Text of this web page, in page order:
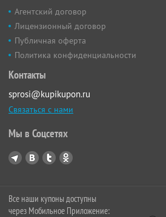
Агентский договор
Лицензионный договор
Публичная оферта
Политика конфиденциальности
Контакты
sprosi@kupikupon.ru
Связаться с нами
Мы в Соцсетях
Все наши купоны доступны
через Мобильное Приложение: